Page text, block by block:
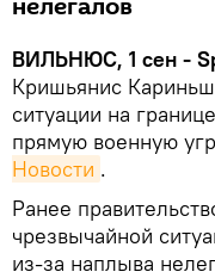
нелегалов
ВИЛЬНЮС, 1 сен -
Кришьянис
ситуации на
прямую военную
Новости .
Ранее
чрезвычайной
из-за наплыва